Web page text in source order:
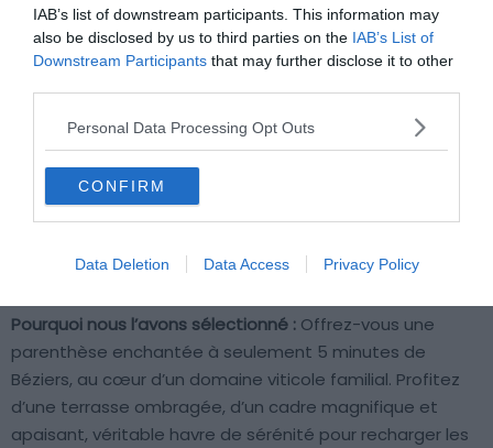
IAB’s list of downstream participants. This information may
also be disclosed by us to third parties on the IAB’s List of
Downstream Participants that may further disclose it to other
Personal Data Processing Opt Outs
CONFIRM
Data Deletion Data Access Privacy Policy
Crédit photo : Airbnb
Pourquoi nous l’avons sélectionné : Offrez-vous une
parenthèse enchantée à seulement 5 minutes de
Béziers, au cœur d’un domaine viticole familial. Profitez
d’une terrasse ombragée, d’un cadre magnifique et
apaisant, véritable havre de sérénité pour recharger les